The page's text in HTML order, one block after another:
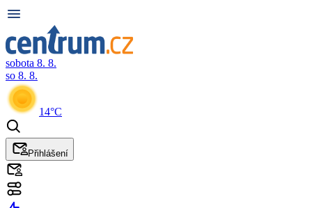
sobota 8. 8.
so 8. 8.
14°C
Přihlášení